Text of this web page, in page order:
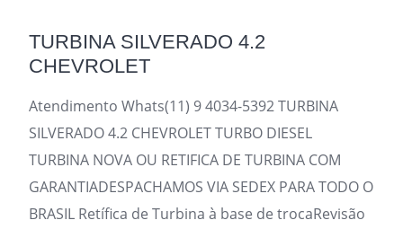
TURBINA SILVERADO 4.2
CHEVROLET
Atendimento Whats(11) 9 4034-5392 TURBINA
SILVERADO 4.2 CHEVROLET TURBO DIESEL
TURBINA NOVA OU RETIFICA DE TURBINA COM
GARANTIADESPACHAMOS VIA SEDEX PARA TODO O
BRASIL Retífica de Turbina à base de trocaRevisão